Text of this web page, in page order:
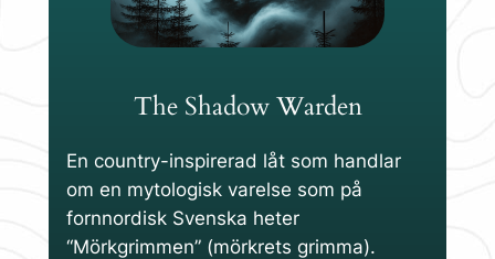
The Shadow Warden
En country-inspirerad låt som handlar
om en mytologisk varelse som på
fornnordisk Svenska heter
“Mörkgrimmen” (mörkrets grimma).